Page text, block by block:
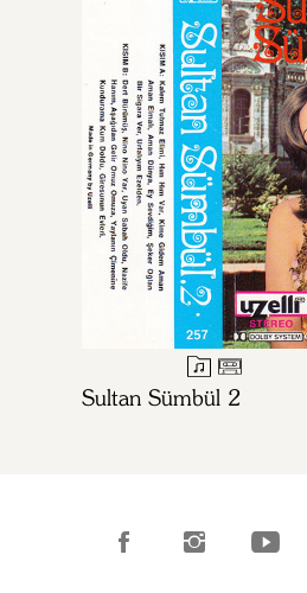
Sultan Sümbül 2